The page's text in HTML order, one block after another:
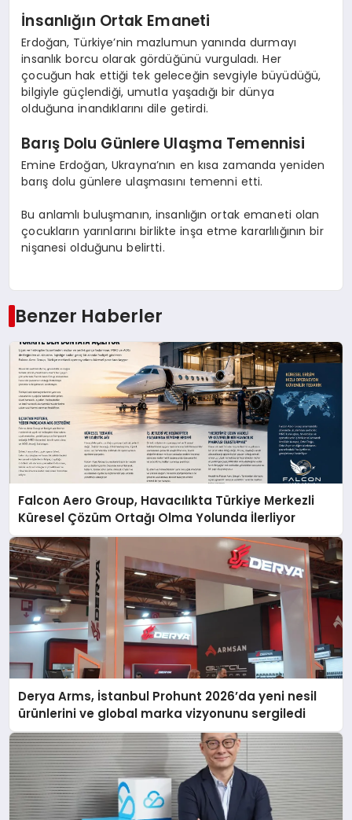
İnsanlığın Ortak Emaneti
Erdoğan, Türkiye’nin mazlumun yanında durmayı
insanlık borcu olarak gördüğünü vurguladı. Her
çocuğun hak ettiği tek geleceğin sevgiyle büyüdüğü,
bilgiyle güçlendiği, umutla yaşadığı bir dünya
olduğuna inandıklarını dile getirdi.
Barış Dolu Günlere Ulaşma Temennisi
Emine Erdoğan, Ukrayna’nın en kısa zamanda yeniden
barış dolu günlere ulaşmasını temenni etti.
Bu anlamlı buluşmanın, insanlığın ortak emaneti olan
çocukların yarınlarını birlikte inşa etme kararlılığının bir
nişanesi olduğunu belirtti.
Benzer Haberler
Falcon Aero Group, Havacılıkta Türkiye Merkezli
Küresel Çözüm Ortağı Olma Yolunda İlerliyor
Derya Arms, İstanbul Prohunt 2026’da yeni nesil
ürünlerini ve global marka vizyonunu sergiledi